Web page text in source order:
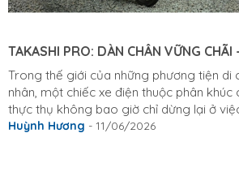
TAKASHI PRO: DÀN CHÂN VỮNG CHÃI
HÃNH LÀM CHỦ MỌI ĐỊA HÌNH
Trong thế giới của những phương tiện di
nhân, một chiếc xe điện thuộc phân khúc
thực thụ không bao giờ chỉ dừng lại ở
những đường nét thiết kế hào nhoáng
Huỳnh Hương - 11/06/2026